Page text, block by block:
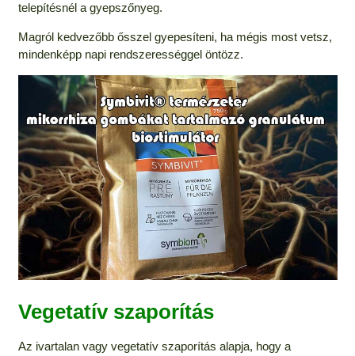
telepítésnél a gyepszőnyeg.
Magról kedvezőbb ősszel gyepesíteni, ha mégis most vetsz,
mindenképp napi rendszerességgel öntözz.
Vegetatív szaporítás
Az ivartalan vagy vegetatív szaporítás alapja, hogy a